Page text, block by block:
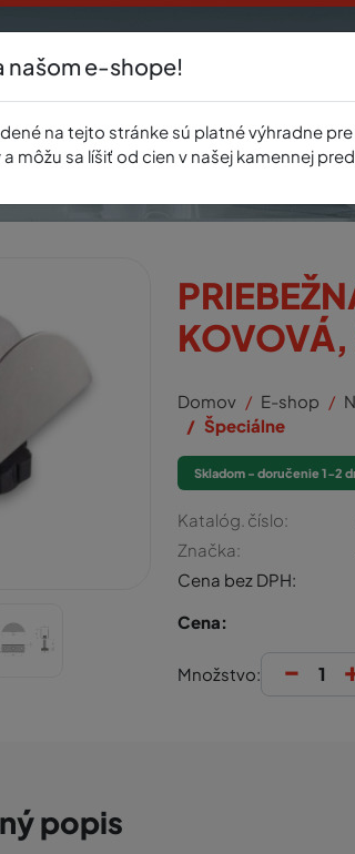
E-shopRegistráciaNovinkyO nás
KOVOVÁ,
Domov E-shop
Špeciálne
Skladom - doručenie 1-2
Katalóg. číslo:
Značka:
Cena bez DPH:
Cena:
Množstvo: -
popis
našom e-shope!
na tejto stránke sú platné výhradne
môžu sa líšiť od cien v našej kamennej